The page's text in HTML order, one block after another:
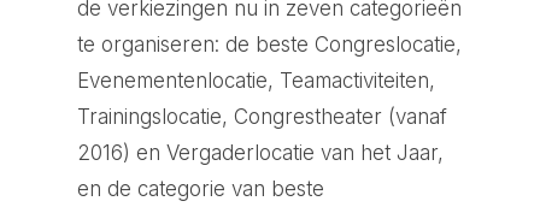
de verkiezingen nu in zeven categorieën
te organiseren: de beste Congreslocatie,
Evenementenlocatie, Teamactiviteiten,
Trainingslocatie, Congrestheater (vanaf
2016) en Vergaderlocatie van het Jaar,
en de categorie van beste